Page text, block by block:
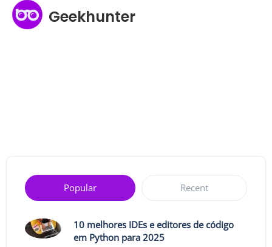
Geekhunter
Popular Recent
10 melhores IDEs e editores de código
em Python para 2025